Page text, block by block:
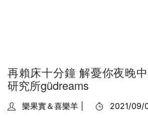
再賴床十分鐘 解憂你夜晚
研究所güdreams
樂果實＆喜樂羊 | 2021/09/